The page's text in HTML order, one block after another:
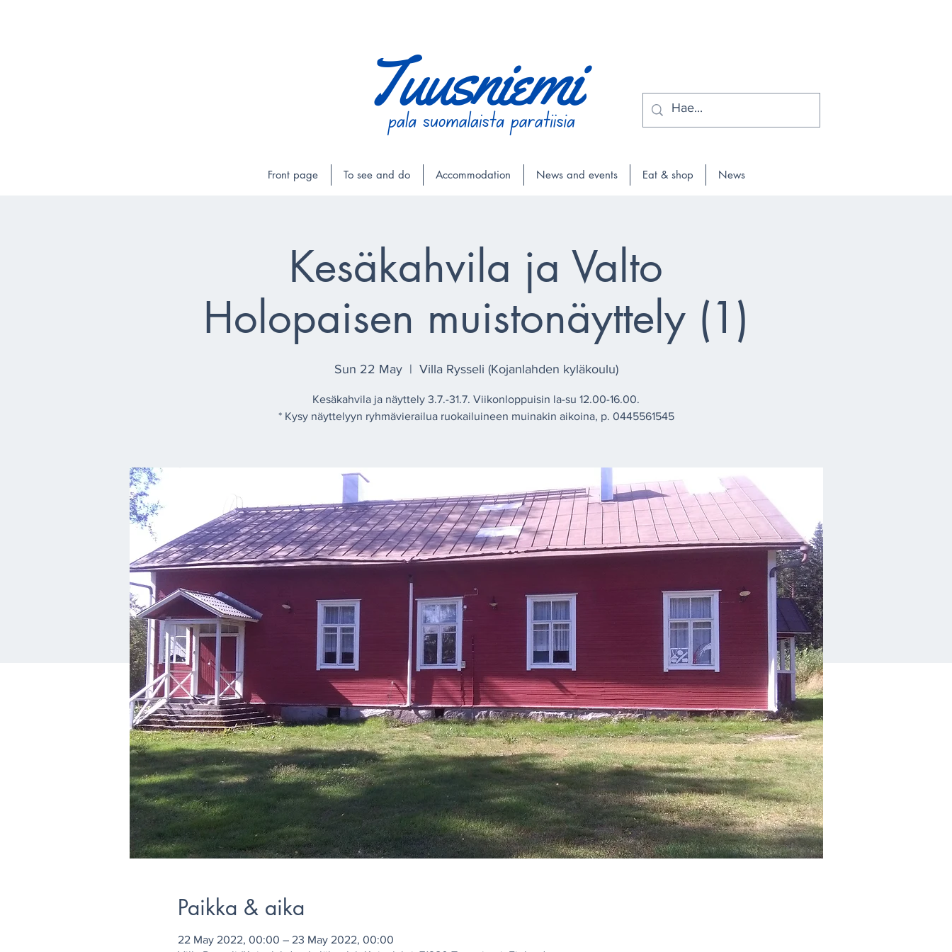
Front page To see and do Accommodation News and events Eat & shop News
Kesäkahvila ja Valto
Holopaisen muistonäyttely (1)
Sun 22 May
  |
Villa Rysseli (Kojanlahden kyläkoulu)
Kesäkahvila ja näyttely 3.7.-31.7. Viikonloppuisin la-su 12.00-16.00.
* Kysy näyttelyyn ryhmävierailua ruokailuineen muinakin aikoina, p. 0445561545
Paikka & aika
22 May 2022, 00:00 – 23 May 2022, 00:00